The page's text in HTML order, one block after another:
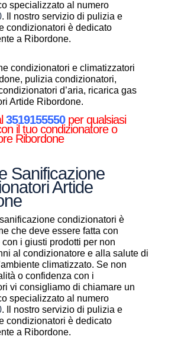
specializzato al numero
. Il nostro servizio di pulizia e
condizionatori è dedicato
a Ribordone.
condizionatori e climatizzatori
pulizia condizionatori,
d’aria, ricarica gas
Artide Ribordone.
3519155550per qualsiasi
il tuo condizionatore o
Ribordone
Sanificazione
Artide
condizionatori è
che deve essere fatta con
i giusti prodotti per non
al condizionatore e alla salute di
climatizzato. Se non
o confidenza con i
vi consigliamo di chiamare un
specializzato al numero
. Il nostro servizio di pulizia e
condizionatori è dedicato
a Ribordone.